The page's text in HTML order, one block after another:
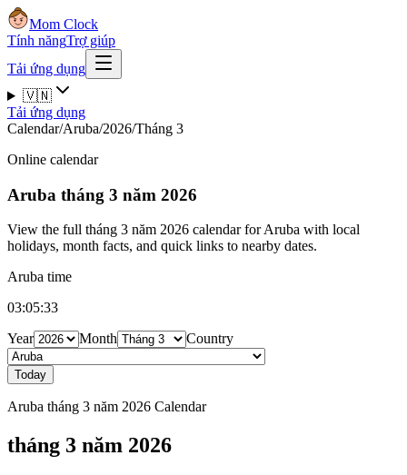
Mom Clock
Tính năngTrợ giúp
Tải ứng dụng
🇻🇳
Tải ứng dụng
Calendar/Aruba/2026/Tháng 3
Online calendar
Aruba tháng 3 năm 2026
View the full tháng 3 năm 2026 calendar for Aruba with local
holidays, month facts, and quick links to nearby dates.
Aruba time
03:05:34
Year
Month Country
Today
Aruba tháng 3 năm 2026 Calendar
tháng 3 năm 2026